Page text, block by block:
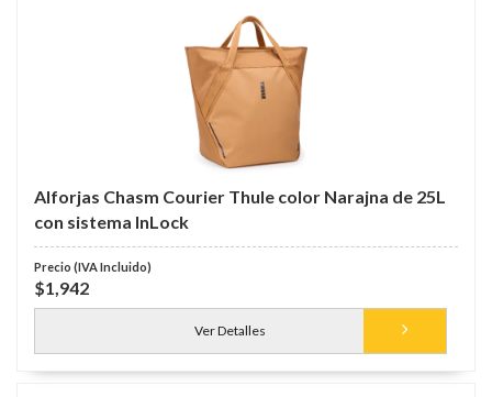
Alforjas Chasm Courier Thule color Narajna de 25L
con sistema InLock
$1,942
Ver Detalles